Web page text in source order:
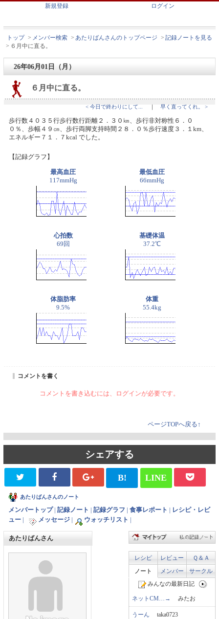
新規登録 ログイン
トップ > メンバー検索 > あたりばんさんのトップページ > 記録ノートを見る
> ６月中に直る。
26年06月01日（月）
６月中に直る。
< 今日で終わりにして... ｜ 早く直ってくれ。 >
歩行数４０３５行歩行数行距離２．３０㎞、歩行非対称性６．０
０％、歩幅４９㎝、歩行両脚支持時間２８．０％歩行速度３．１km、
エネルギー７１．７kcal でした。
【記録グラフ】
最高血圧
117mmHg
最低血圧
66mmHg
心拍数
69回
基礎体温
37.2℃
体脂肪率
9.5%
体重
55.4kg
コメントを書く
コメントを書き込むには、ログインが必要です。
ページTOPへ戻る↑
シェアする
B! LINE
あたりばんさんのノート
メンバートップ| 記録ノート 記録グラフ 食事レポート
レシピ・レビ
ュー
メッセージ ウォッチリスト
あたりばんさん
レシピ レビュー
Ｑ＆Ａ
ノート
メンバー
サークル
みんなの最新日記
ネットCM…→ みたお
うーん taka0723